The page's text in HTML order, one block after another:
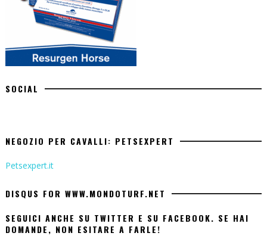
SOCIAL
NEGOZIO PER CAVALLI: PETSEXPERT
Petsexpert.it
DISQUS FOR WWW.MONDOTURF.NET
SEGUICI ANCHE SU TWITTER E SU FACEBOOK. SE HAI
DOMANDE, NON ESITARE A FARLE!